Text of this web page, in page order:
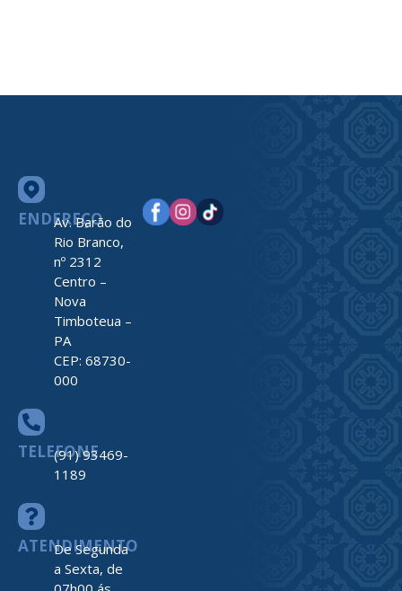
ENDEREÇO
Av. Barão do
Rio Branco,
nº 2312
Centro –
Nova
Timboteua –
PA
CEP: 68730-
000
TELEFONE
(91) 93469-
1189
ATENDIMENTO
De Segunda
a Sexta, de